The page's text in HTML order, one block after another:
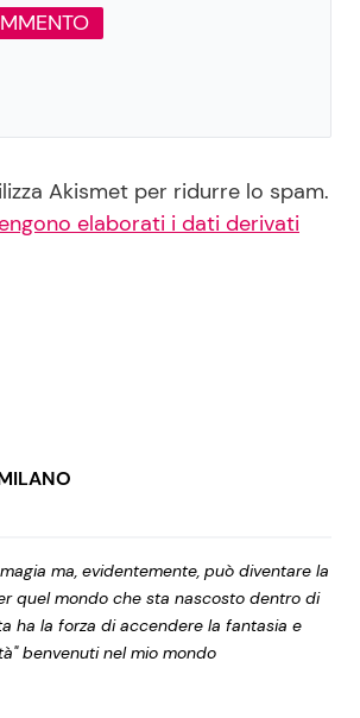
Akismet per ridurre lo spam.
elaborati i dati derivati
ma, evidentemente, può diventare la
quel mondo che sta nascosto dentro di
ha la forza di accendere la fantasia e
benvenuti nel mio mondo